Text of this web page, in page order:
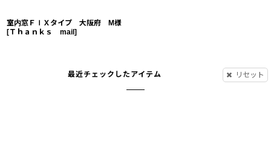
室内窓ＦＩＸタイプ 大阪府 M様
[Ｔｈａｎｋｓ mail ]
最近チェックしたアイテム リセット